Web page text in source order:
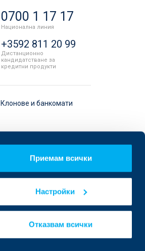
Приемам всички
Настройки
Отказвам всички
0700 1 17 17
Национална линия
+3592 811 20 99
Дистанционно
кандидатстване за
кредитни продукти
Клонове и банкомати
мрежи: